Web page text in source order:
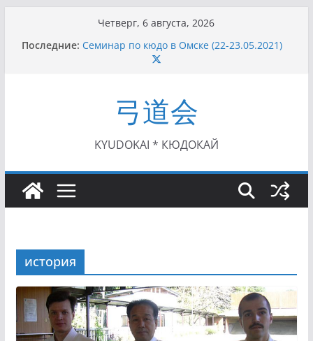
содержимому
Четверг, 6 августа, 2026
Последние: Семинар по кюдо в Омске (22-23.05.2021)
Чемпионат Росcии, Дёмино (2-5.09.2021)
II Кубок Посла Японии в России по Кюдо,
Орёл (25.07.2021)
I этап Кубка Московской области по Кюдо /
Сейдокан II (27.06.2021)
弓道会
KYUDOKAI * КЮДОКАЙ
история